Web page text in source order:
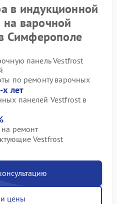
в индукционной
варочной
Симферополе
панель Vestfrost
по ремонту варочных
лет
панелей Vestfrost в
ремонт
Vestfrost
цены